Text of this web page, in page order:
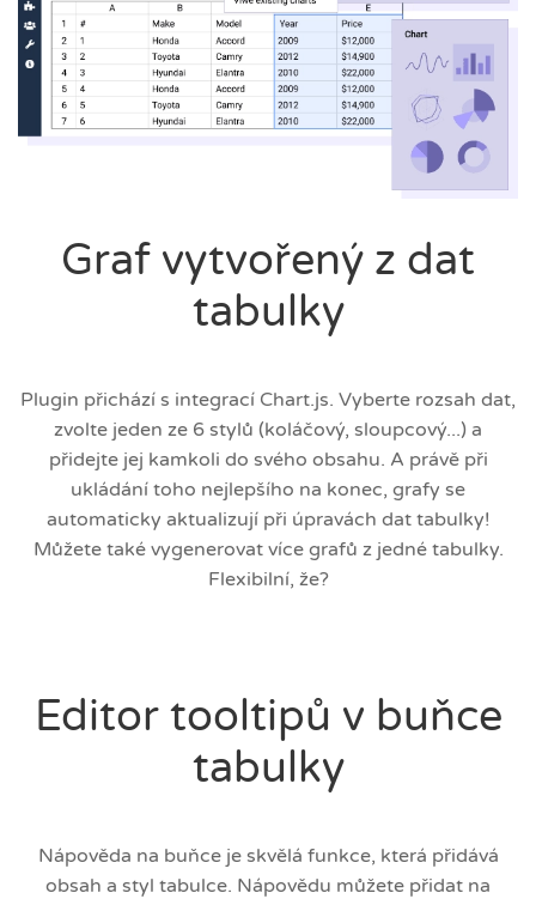
Graf vytvořený z dat
tabulky
Plugin přichází s integrací Chart.js. Vyberte rozsah dat,
zvolte jeden ze 6 stylů (koláčový, sloupcový...) a
přidejte jej kamkoli do svého obsahu. A právě při
ukládání toho nejlepšího na konec, grafy se
automaticky aktualizují při úpravách dat tabulky!
Můžete také vygenerovat více grafů z jedné tabulky.
Flexibilní, že?
Editor tooltipů v buňce
tabulky
Nápověda na buňce je skvělá funkce, která přidává
obsah a styl tabulce. Nápovědu můžete přidat na